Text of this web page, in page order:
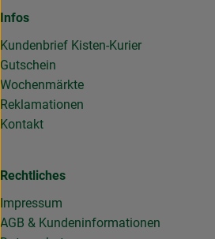
Infos
Kundenbrief Kisten-Kurier
Gutschein
Wochenmärkte
Reklamationen
Kontakt
Rechtliches
Impressum
AGB & Kundeninformationen